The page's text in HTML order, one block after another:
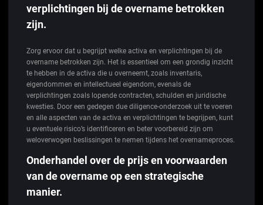
verplichtingen bij de overname betrokken
zijn.
Zorg ervoor dat u begrijpt welke activa en verplichtingen bij de
overname betrokken zijn. Het is essentieel om een grondig inzicht
te hebben in de activa die u overneemt, zoals inventaris,
eigendommen en intellectueel eigendom, evenals de
verplichtingen zoals lopende contracten, schulden en juridische
kwesties. Door een gedegen due diligence-onderzoek uit te voeren
en alle aspecten van de activa en verplichtingen te begrijpen, kunt
u eventuele risico’s identificeren en beter voorbereid zijn om
weloverwogen beslissingen te nemen tijdens het overnameproces.
Onderhandel over de prijs en voorwaarden
van de overname op een strategische
manier.